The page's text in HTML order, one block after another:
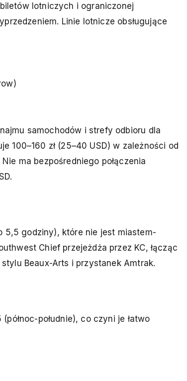
lotniczych i ograniczonej
Linie lotnicze obsługujące
samochodów i strefy odbioru dla
100–160 zł (25–40 USD) w zależności od
ma bezpośredniego połączenia
5,5 godziny), które nie jest miastem-
Chief przejeżdża przez KC, łącząc
Beaux-Arts i przystanek Amtrak.
południe), co czyni je łatwo